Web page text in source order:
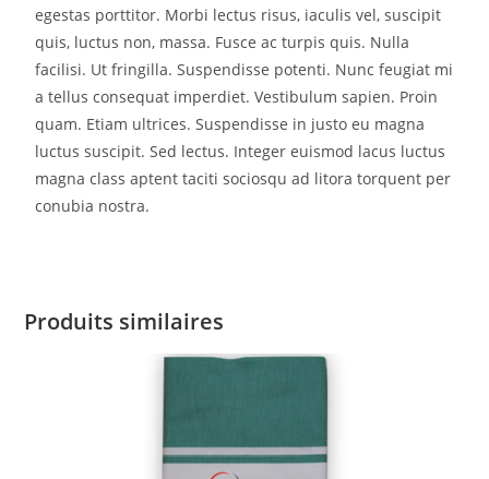
egestas porttitor. Morbi lectus risus, iaculis vel, suscipit
quis, luctus non, massa. Fusce ac turpis quis. Nulla
facilisi. Ut fringilla. Suspendisse potenti. Nunc feugiat mi
a tellus consequat imperdiet. Vestibulum sapien. Proin
quam. Etiam ultrices. Suspendisse in justo eu magna
luctus suscipit. Sed lectus. Integer euismod lacus luctus
magna class aptent taciti sociosqu ad litora torquent per
conubia nostra.
Produits similaires